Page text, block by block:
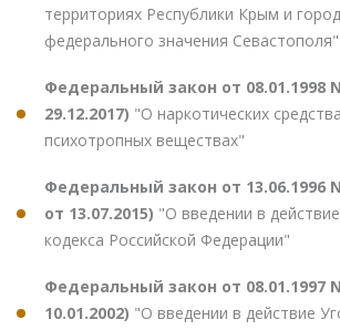
территориях Республики Крым и
федерального значения Севастополя"
Федеральный закон от 08.01.1998
29.12.2017) "О наркотических
психотропных веществах"
Федеральный закон от 13.06.1996
от 13.07.2015) "О введении в
кодекса Российской Федерации"
Федеральный закон от 08.01.1997
10.01.2002) "О введении в действие